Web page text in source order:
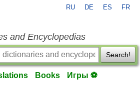
RU DE ES FR
and Encyclopedias
Search!
Books Игры ⚽